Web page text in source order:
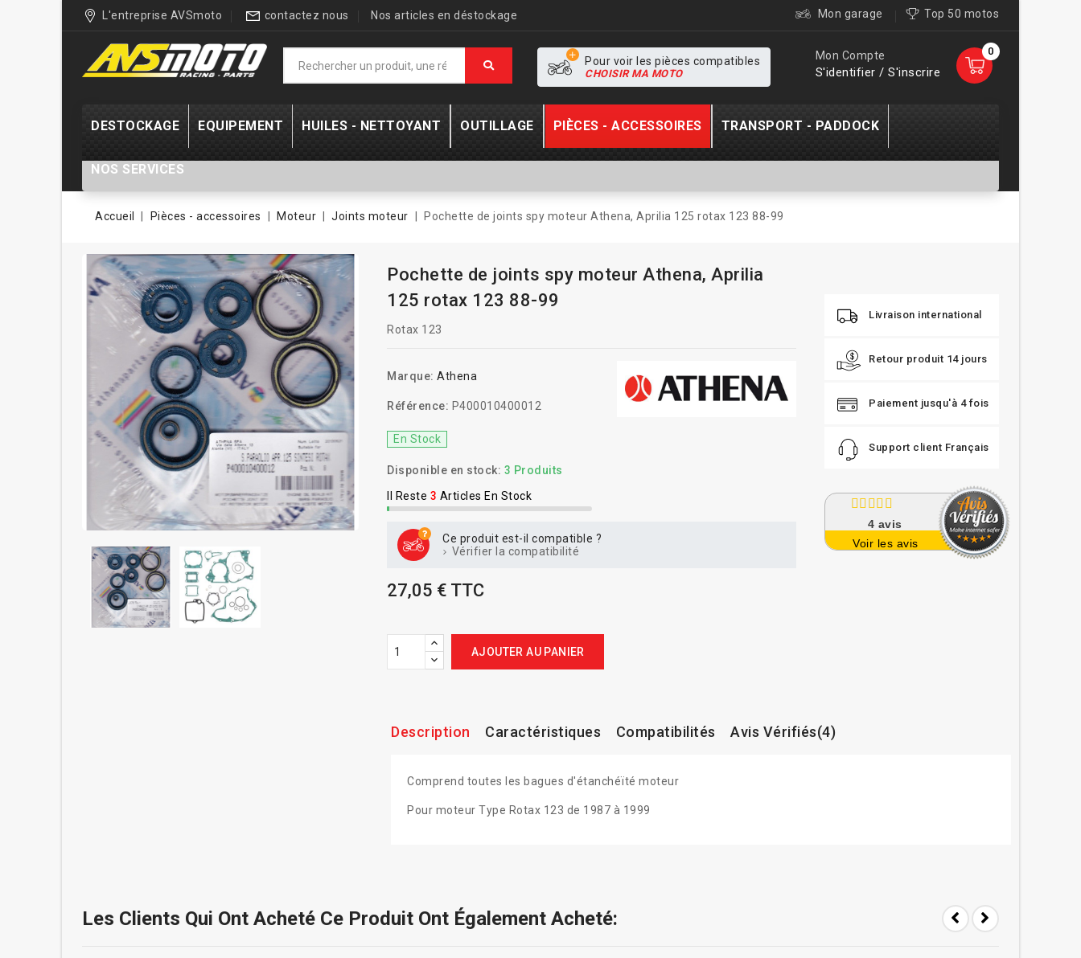
L'entreprise AVSmoto contactez nous Nos articles en déstockage Mon garage Top 50 motos
0
Mon Compte
S'identifier / S'inscrire
Pour voir les pièces compatibles
CHOISIR MA MOTO
DESTOCKAGE EQUIPEMENT HUILES - NETTOYANT OUTILLAGE PIÈCES - ACCESSOIRES TRANSPORT - PADDOCK
NOS SERVICES
Accueil Pièces - accessoires Moteur Joints moteur Pochette de joints spy moteur Athena, Aprilia 125 rotax 123 88-99
Pochette de joints spy moteur Athena, Aprilia
125 rotax 123 88-99
Rotax 123
Marque: Athena
Référence: P400010400012
En Stock
Disponible en stock: 3 Produits
Il Reste 3 Articles En Stock
Ce produit est-il compatible ?
Vérifier la compatibilité
27,05 € TTC
AJOUTER AU PANIER
Livraison international
Retour produit 14 jours
Paiement jusqu'à 4 fois
Support client Français
4 avis
Voir les avis
Description Caractéristiques Compatibilités Avis Vérifiés(4)
Comprend toutes les bagues d'étanchéïté moteur
Pour moteur Type Rotax 123 de 1987 à 1999
Les Clients Qui Ont Acheté Ce Produit Ont Également Acheté: